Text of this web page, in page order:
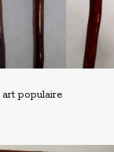
art populaire